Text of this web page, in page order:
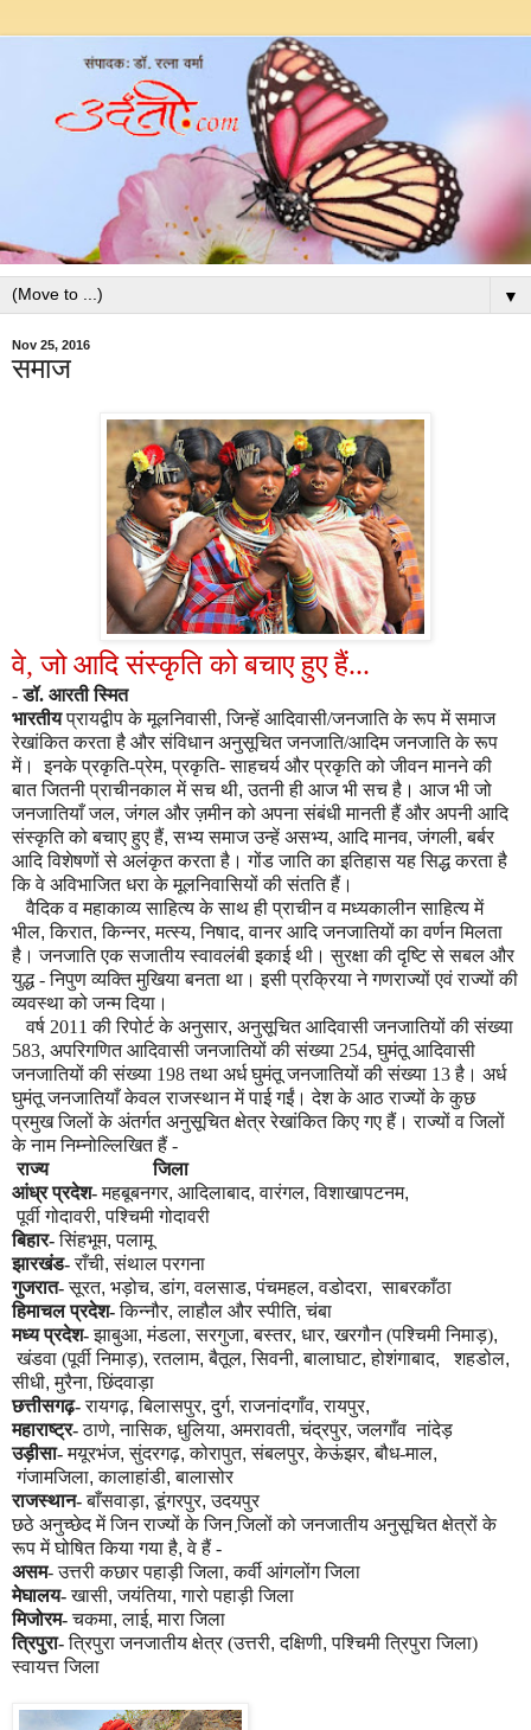
▼
Nov 25, 2016
समाज
वे, जो आदि संस्कृति को बचाए हुए हैं...
- डॉ. आरती स्मित
भारतीयप्रायद्वीप के मूलनिवासी,जिन्हें आदिवासी/जनजाति के रूप में समाज
रेखांकित करता है और संविधान अनुसूचित जनजाति/आदिम जनजाति के रूप
में। इनके प्रकृति-प्रेम,प्रकृति- साहचर्य और प्रकृति को जीवन मानने की
बात जितनी प्राचीनकाल में सच थी,उतनी ही आज भी सच है। आज भी जो
जनजातियाँ जल, जंगल और ज़मीन को अपना संबंधी मानती हैं और अपनी आदि
संस्कृति को बचाए हुए हैं,सभ्य समाज उन्हें असभ्य, आदि मानव,जंगली,बर्बर
आदि विशेषणों से अलंकृत करता है। गोंड जाति का इतिहास यह सिद्ध करता है
कि वे अविभाजित धरा के मूलनिवासियों की संतति हैं।
वैदिक व महाकाव्य साहित्य के साथ ही प्राचीन व मध्यकालीन साहित्य में
भील,किरात,किन्नर,मत्स्य,निषाद,वानर आदि जनजातियों का वर्णन मिलता
है। जनजाति एक सजातीय स्वावलंबी इकाई थी। सुरक्षा की दृष्टि से सबल और
युद्ध - निपुण व्यक्ति मुखिया बनता था। इसी प्रक्रिया ने गणराज्यों एवं राज्यों की
व्यवस्था को जन्म दिया।
वर्ष 2011 की रिपोर्ट के अनुसार, अनुसूचित आदिवासी जनजातियों की संख्या
583, अपरिगणित आदिवासी जनजातियों की संख्या 254,घुमंतू आदिवासी
जनजातियों की संख्या 198 तथा अर्ध घुमंतू जनजातियों की संख्या 13 है। अर्ध
घुमंतू जनजातियाँ केवल राजस्थान में पाई गईं। देश के आठ राज्यों के कुछ
प्रमुख जिलों के अंतर्गत अनुसूचित क्षेत्र रेखांकित किए गए हैं। राज्यों व जिलों
के नाम निम्नोल्लिखित हैं -
राज्य
जिला
आंध्र प्रदेश-महबूबनगर, आदिलाबाद,वारंगल,विशाखापटनम,
पूर्वी गोदावरी,पश्चिमी गोदावरी
बिहार-सिंहभूम,पलामू
झारखंड- राँची,संथाल परगना
गुजरात-सूरत, भड़ोच,डांग,वलसाड,पंचमहल,वडोदरा,साबरकाँठा
हिमाचल प्रदेश-किन्नौर,लाहौल और स्पीति,चंबा
मध्य प्रदेश-झाबुआ,मंडला,सरगुजा,बस्तर, धार,खरगौन(पश्चिमी निमाड़),
खंडवा (पूर्वी निमाड़),रतलाम,बैतूल,सिवनी,बालाघाट,होशंगाबाद,शहडोल,
सीधी,मुरैना,छिंदवाड़ा
छत्तीसगढ़-रायगढ़,बिलासपुर,दुर्ग,राजनांदगाँव,रायपुर,
महाराष्ट्र-ठाणे,नासिक, धुलिया, अमरावती,चंद्रपुर,जलगाँव नांदेड़
उड़ीसा-मयूरभंज,सुंदरगढ़,कोरापुत,संबलपुर,केऊंझर,बौध-माल,
गंजामजिला,कालाहांडी,बालासोर
राजस्थान-बाँसवाड़ा,डूंगरपुर,उदयपुर
छठे अनुच्छेद में जिन राज्यों के जिन जि़लों को जनजातीय अनुसूचित क्षेत्रों के
रूप में घोषित किया गया है,वे हैं -
असम- उत्तरी कछार पहाड़ी जिला,कर्वी आंगलोंग जिला
मेघालय-खासी,जयंतिया,गारो पहाड़ी जिला
मिजोरम-चकमा,लाई,मारा जिला
त्रिपुरा-त्रिपुरा जनजातीय क्षेत्र (उत्तरी,दक्षिणी,पश्चिमी त्रिपुरा जिला)
स्वायत्त जिला